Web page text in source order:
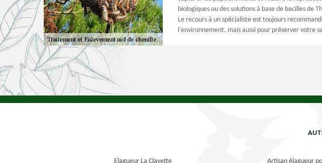
biologiques ou des solutions à base de bacilles de
Le recours à un spécialiste est toujours
l'environnement, mais aussi pour préserver votre
Elagueur La Clayette Artisan élagueur